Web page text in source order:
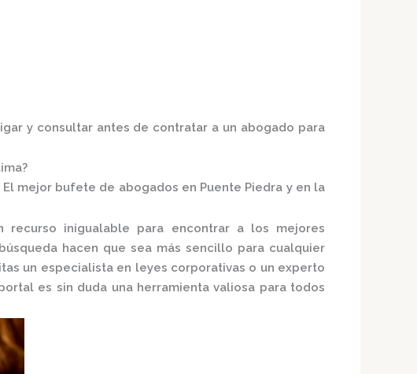
y consultar antes de contratar a un abogado para
mejor bufete de abogados en Puente Piedra y en la
inigualable para encontrar a los mejores
hacen que sea más sencillo para cualquier
un especialista en leyes corporativas o un experto
es sin duda una herramienta valiosa para todos